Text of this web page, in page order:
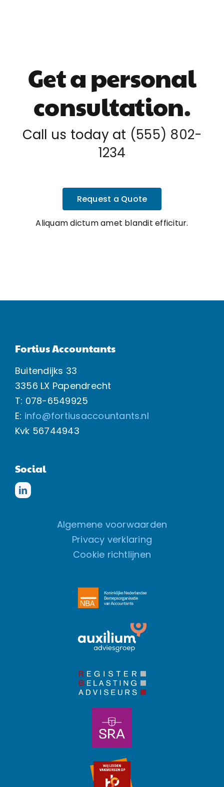
Get a personal
consultation.
Call us today at (555) 802-
1234
Request a Quote
Aliquam dictum amet blandit efficitur.
Fortius Accountants
Buitendijks 33
3356 LX Papendrecht
T: 078-6549925
E: info@fortiusaccountants.nl
Kvk 56744943
Social
Algemene voorwaarden
Privacy verklaring
Cookie richtlijnen